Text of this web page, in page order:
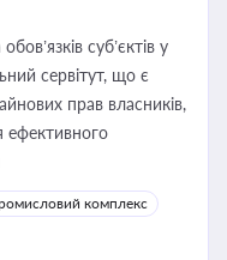
суб’єктів у
сервітут, що є
прав власників,
ефективного
комплекс